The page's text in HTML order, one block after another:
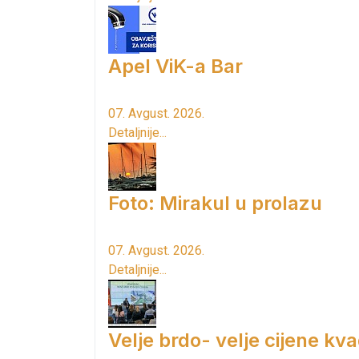
Apel ViK-a Bar
07. Avgust. 2026.
Detaljnije...
Foto: Mirakul u prolazu
07. Avgust. 2026.
Detaljnije...
Velje brdo- velje cijene